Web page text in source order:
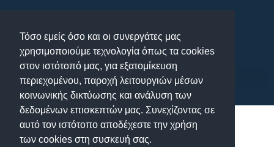
Τόσο εμείς όσο και οι συνεργάτες μας
χρησιμοποιούμε τεχνολογία όπως τα cookies
στον ιστότοπό μας, για εξατομίκευση
περιεχομένου, παροχή λειτουργιών μέσων
κοινωνικής δικτύωσης και ανάλυση των
δεδομένων επισκεπτών μας. Συνεχίζοντας σε
αυτό τον ιστότοπο αποδέχεστε την χρήση
των cookies στη συσκευή σας.
περιεχόμενο
Η γνώμη των άλλων